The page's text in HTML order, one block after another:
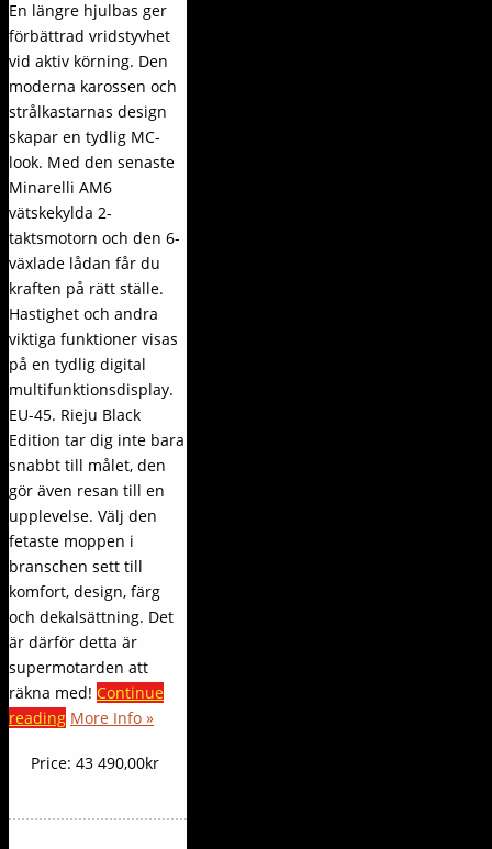
En längre hjulbas ger
förbättrad vridstyvhet
vid aktiv körning. Den
moderna karossen och
strålkastarnas design
skapar en tydlig MC-
look. Med den senaste
Minarelli AM6
vätskekylda 2-
taktsmotorn och den 6-
växlade lådan får du
kraften på rätt ställe.
Hastighet och andra
viktiga funktioner visas
på en tydlig digital
multifunktionsdisplay.
EU-45. Rieju Black
Edition tar dig inte bara
snabbt till målet, den
gör även resan till en
upplevelse. Välj den
fetaste moppen i
branschen sett till
komfort, design, färg
och dekalsättning. Det
är därför detta är
supermotarden att
räkna med! Continue
reading More Info »
Price: 43 490,00kr